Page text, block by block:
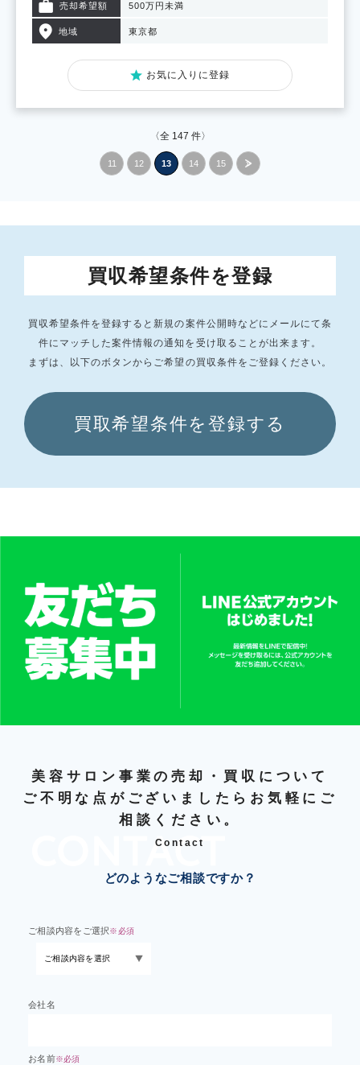
売却希望額 500万円未満
地域 東京都
お気に入りに登録
〈全 147 件〉
11 12 13 14 15 »
買収希望条件を登録
買収希望条件を登録すると新規の案件公開時などにメールにて条
件にマッチした案件情報の通知を受け取ることが出来ます。
まずは、以下のボタンからご希望の買収条件をご登録ください。
買取希望条件を登録する
美容サロン事業の売却・買収について
ご不明な点がございましたらお気軽にご
相談ください。
Contact
どのようなご相談ですか？
ご相談内容をご選択※必須
会社名
お名前※必須